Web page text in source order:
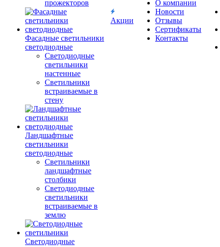
прожекторов
Фасадные светильники
светодиодные
Светодиодные
светильники
настенные
Светильники
встраиваемые в
стену
Ландшафтные
светильники
светодиодные
Светильники
ландшафтные
столбики
Светодиодные
светильники
встраиваемые в
землю
Светодиодные
Акции
О компании
Новости
Отзывы
Сертификаты
Контакты